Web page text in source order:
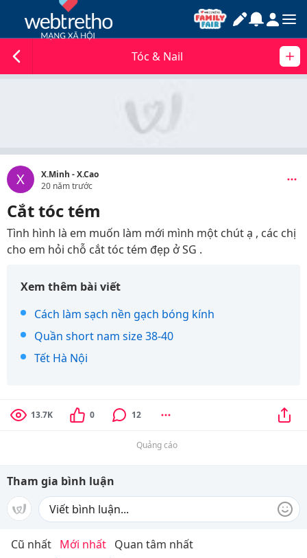
Tóc & Nail
X
X.Minh - X.Cao
20 năm trước
Cắt tóc tém
Tình hình là em muốn làm mới mình một chút ạ , các chị
cho em hỏi chỗ cắt tóc tém đẹp ở SG .
Xem thêm bài viết
Cách làm sạch nền gạch bóng kính
Quần short nam size 38-40
Tết Hà Nội
13.7K 0 12
Quảng cáo
Tham gia bình luận
Cũ nhất Mới nhất Quan tâm nhất